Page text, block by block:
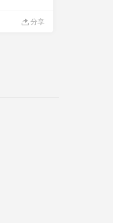
分享